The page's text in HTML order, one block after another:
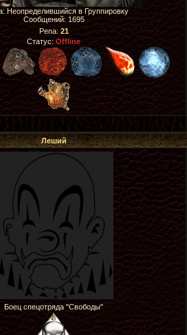
Неопределившийся в Группировку
Сообщений: 1695
Репа: 21
Статус:Offline
Леший
Боец спецотряда "Свободы"